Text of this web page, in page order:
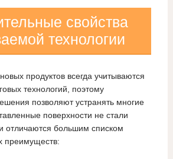
свойства
технологии
продуктов всегда учитываются
технологий, поэтому
позволяют устранять многие
поверхности не стали
отличаются большим списком
преимуществ: